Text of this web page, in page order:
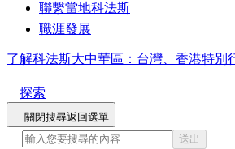
聯繫當地科法斯
職涯發展
了解科法斯大中華區：台灣、香港特別
探索
關閉搜尋返回選單
送出